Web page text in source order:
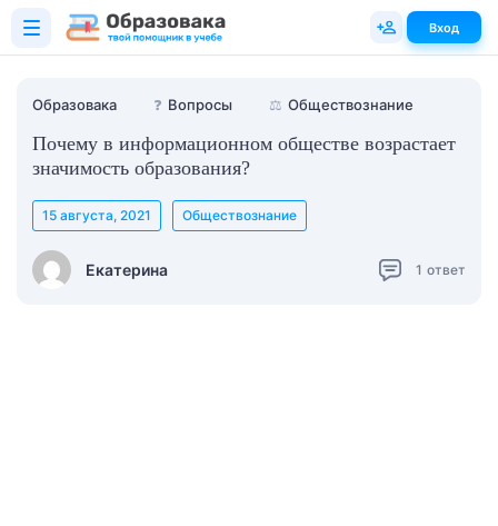
Образовака ❓ Вопросы ⚖️ Обществознание
Почему в информационном обществе возрастает
значимость образования?
Екатерина
15 августа, 2021 Обществознание
1 ответ
Вход